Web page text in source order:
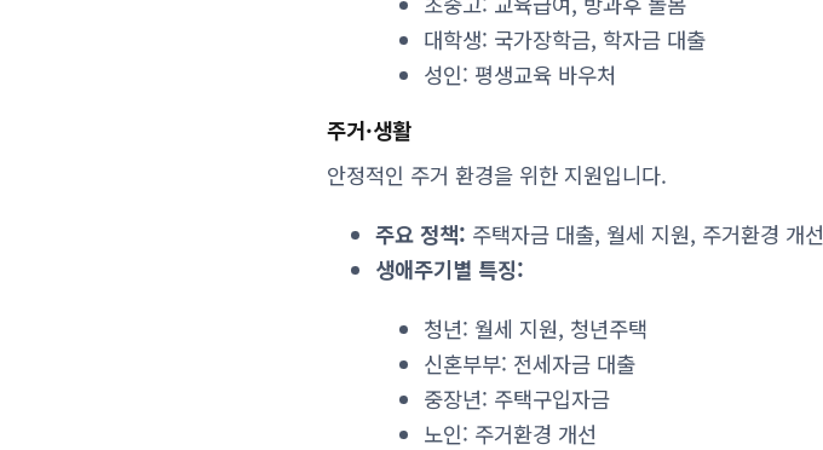
대학생: 국가장학금, 학자금 대출
성인: 평생교육 바우처
주거·생활
안정적인 주거 환경을 위한 지원입니다.
주요 정책: 주택자금 대출, 월세 지원, 주거환경 개선
생애주기별 특징:
청년: 월세 지원, 청년주택
신혼부부: 전세자금 대출
중장년: 주택구입자금
노인: 주거환경 개선